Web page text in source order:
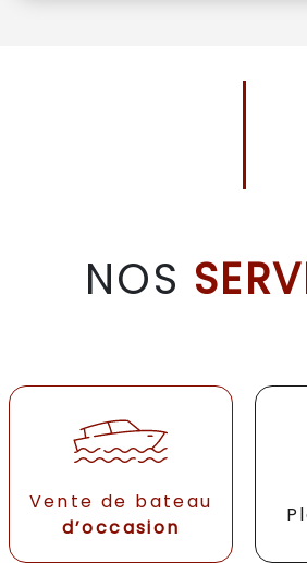
NOS
Vente de bateau
d’occasion